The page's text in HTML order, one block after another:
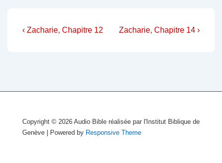
Navigation
Previous
‹ Zacharie, Chapitre 12
Next
Zacharie, Chapitre 14 ›
Copyright © 2026 Audio Bible réalisée par l'Institut Biblique de
Genève
| Powered by Responsive Theme